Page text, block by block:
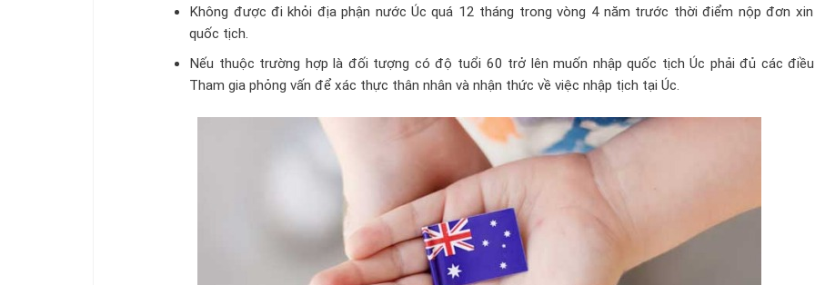
Không được đi khỏi địa phận nước Úc quá 12 tháng trong vòng 4 năm trước thời điểm nộp đơn xin
quốc tịch.
Nếu thuộc trường hợp là đối tượng có độ tuổi 60 trở lên muốn nhập quốc tịch Úc phải đủ các điều
Tham gia phỏng vấn để xác thực thân nhân và nhận thức về việc nhập tịch tại Úc.